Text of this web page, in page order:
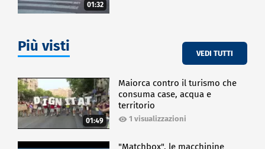
01:32
Più visti VEDI TUTTI
01:49
Maiorca contro il turismo che
consuma case, acqua e
territorio
1 visualizzazioni
"Matchbox", le macchinine